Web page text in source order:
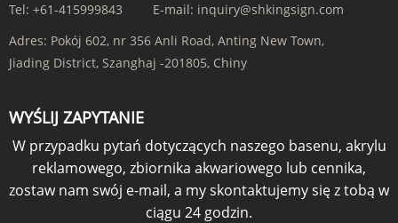
Tel: +61-415999843 E-mail: inquiry@shkingsign.com
Adres: Pokój 602, nr 356 Anli Road, Anting New Town,
Jiading District, Szanghaj -201805, Chiny
WYŚLIJ ZAPYTANIE
W przypadku pytań dotyczących naszego basenu, akrylu
reklamowego, zbiornika akwariowego lub cennika,
zostaw nam swój e-mail, a my skontaktujemy się z tobą w
ciągu 24 godzin.